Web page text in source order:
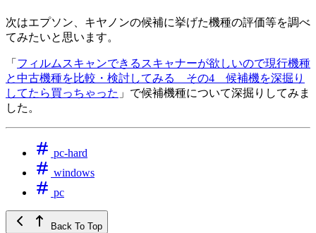
次はエプソン、キヤノンの候補に挙げた機種の評価等を調べ
てみたいと思います。
「 フィルムスキャンできるスキャナーが欲しいので現行機種
と中古機種を比較・検討してみる その4 候補機を深掘り
してたら買っちゃった 」で候補機種について深掘りしてみま
した。
pc-hard
windows
pc
Back To Top